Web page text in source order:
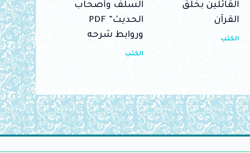
القائلين بخلق
القرآن
الكتب
السلف وأصحاب
الحديث” PDF
وروابط شرحه
الكتب